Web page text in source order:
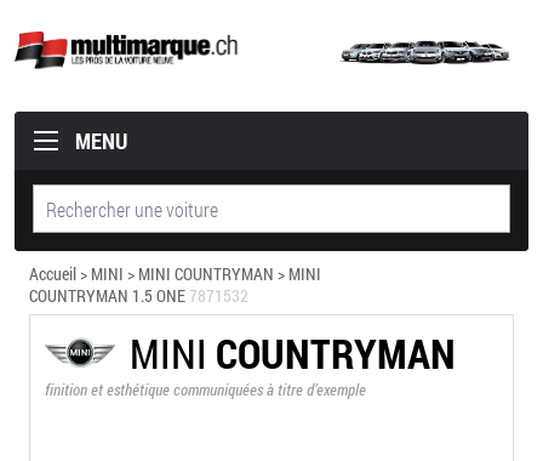
MENU
Accueil> MINI > MINI COUNTRYMAN > MINI
COUNTRYMAN 1.5 ONE7871532
MINI COUNTRYMAN
finition et esthétique communiquées à titre d’exemple